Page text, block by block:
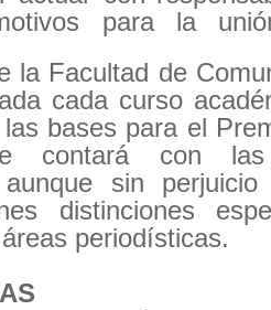
para la
la Facultad de
cada curso
bases para el
contará con las
aunque sin
distinciones
periodísticas.